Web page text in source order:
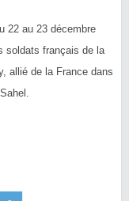
22 au 23 décembre
soldats français de la
allié de la France dans